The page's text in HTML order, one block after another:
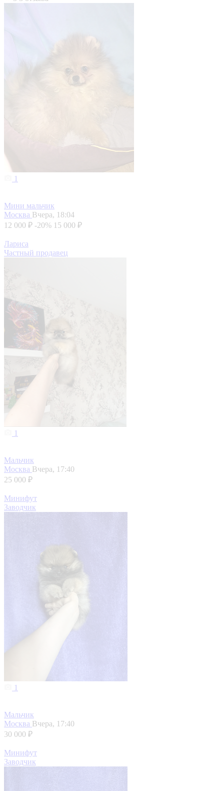
1
Мини мальчик
Москва Вчера, 18:04
12 000 ₽ -20% 15 000 ₽
Лариса
Частный продавец
1
Мальчик
Москва Вчера, 17:40
25 000 ₽
Минифут
Заводчик
1
Мальчик
Москва Вчера, 17:40
30 000 ₽
Минифут
Заводчик